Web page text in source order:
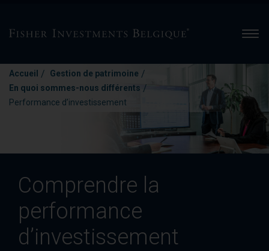
Accueil / Gestion de patrimoine /
En quoi sommes-nous différents /
Performance d’investissement
Comprendre la
performance
d’investissement